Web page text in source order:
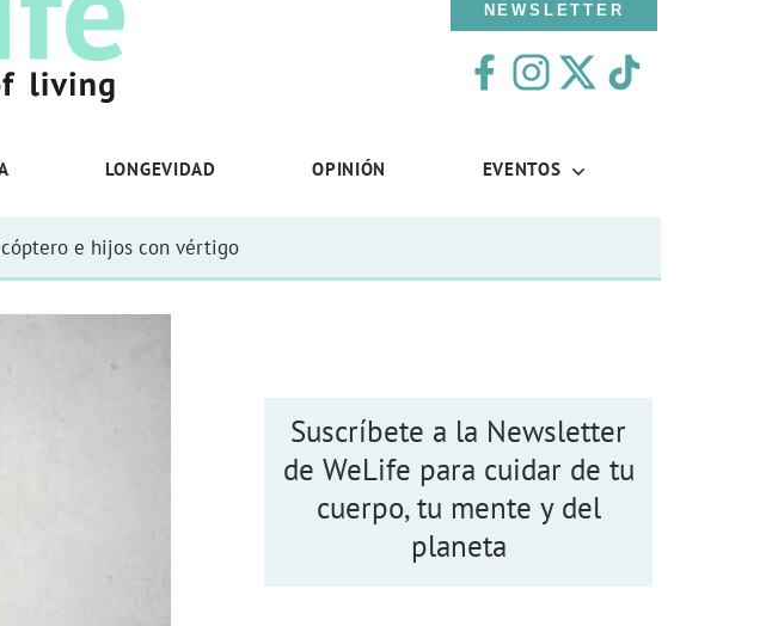
NEWSLETTER
LONGEVIDAD OPINIÓN EVENTOS
e hijos con vértigo
Suscríbete a la Newsletter
de WeLife para cuidar de tu
cuerpo, tu mente y del
planeta